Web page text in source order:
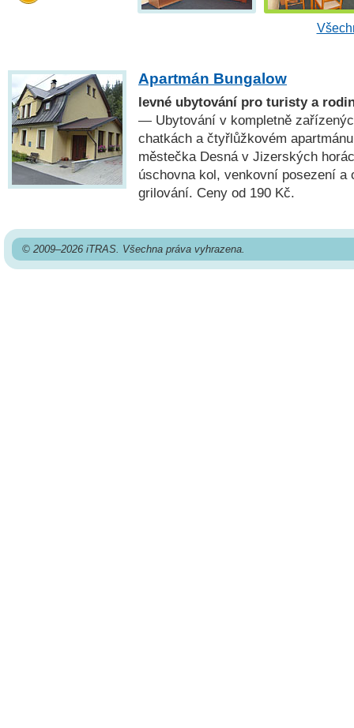
Apartmán Bungalow
levné ubytování pro turisty a
— Ubytování v kompletně
chatkách a čtyřlůžkovém
městečka Desná v Jizerských
úschovna kol, venkovní posezení a
grilování. Ceny od 190 Kč.
© 2009–2026 iTRAS. Všechna práva vyhrazena.